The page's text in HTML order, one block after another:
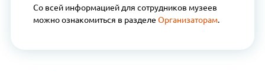
Со всей информацией для сотрудников музеев
можно ознакомиться в разделе Организаторам.